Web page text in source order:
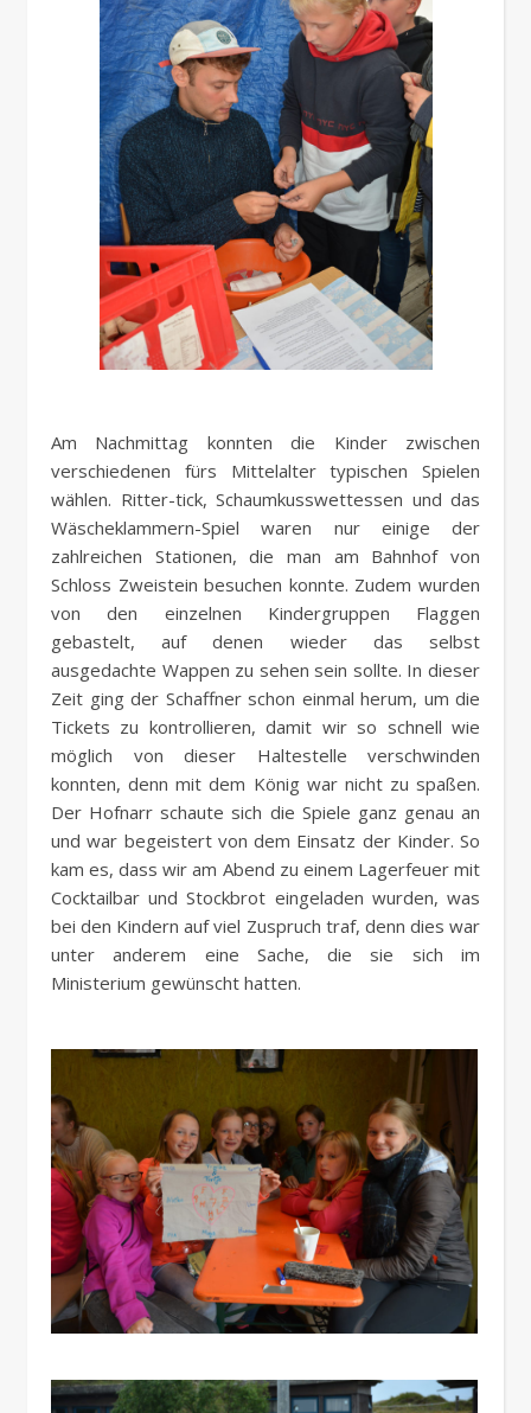
Am Nachmittag konnten die Kinder zwischen
verschiedenen fürs Mittelalter typischen Spielen
wählen. Ritter-tick, Schaumkusswettessen und das
Wäscheklammern-Spiel waren nur einige der
zahlreichen Stationen, die man am Bahnhof von
Schloss Zweistein besuchen konnte. Zudem wurden
von den einzelnen Kindergruppen Flaggen
gebastelt, auf denen wieder das selbst
ausgedachte Wappen zu sehen sein sollte. In dieser
Zeit ging der Schaffner schon einmal herum, um die
Tickets zu kontrollieren, damit wir so schnell wie
möglich von dieser Haltestelle verschwinden
konnten, denn mit dem König war nicht zu spaßen.
Der Hofnarr schaute sich die Spiele ganz genau an
und war begeistert von dem Einsatz der Kinder. So
kam es, dass wir am Abend zu einem Lagerfeuer mit
Cocktailbar und Stockbrot eingeladen wurden, was
bei den Kindern auf viel Zuspruch traf, denn dies war
unter anderem eine Sache, die sie sich im
Ministerium gewünscht hatten.